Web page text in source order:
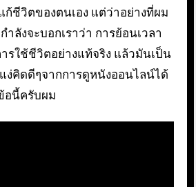
ก้ชีวิตของตนเอง แต่ว่าอย่างที่ผม
ลังจะบอกเราว่า การย้อนเวลา
รใช้ชีวิตอย่างแท้จริง แล้วมันเป็น
ง่คิดดีๆจากการดูหนังออนไลน์ได้
อนี้ครับผม